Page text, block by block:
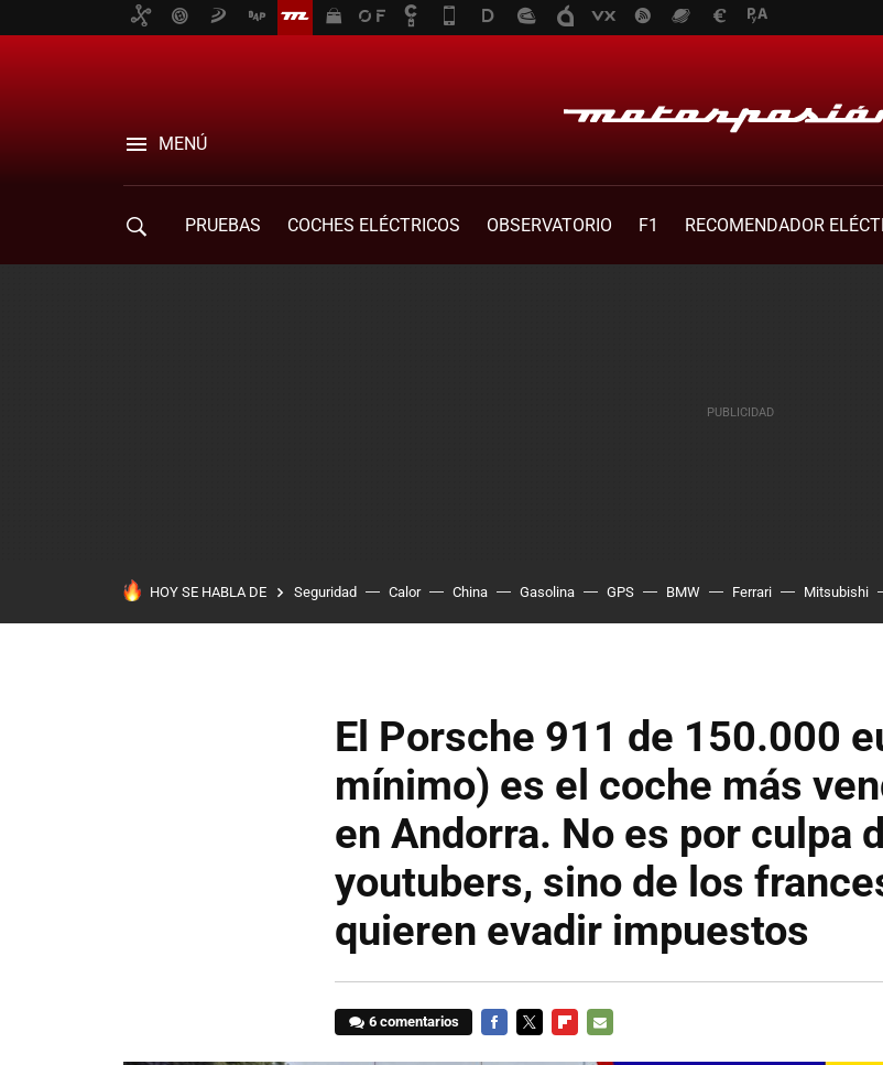
MENÚ
PRUEBAS COCHES ELÉCTRICOS OBSERVATORIO F1
RECOMENDADOR
HOY SE HABLA DE Seguridad Calor China Gasolina GPS BMW Ferrari Mitsubishi
El Porsche 911 de 150.000
mínimo) es el coche más
en Andorra. No es por culpa
youtubers, sino de los
quieren evadir impuestos
6 comentarios